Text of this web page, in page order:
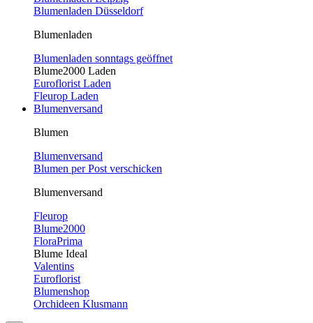
Blumenladen Düsseldorf
Blumenladen
Blumenladen sonntags geöffnet
Blume2000 Laden
Euroflorist Laden
Fleurop Laden
Blumenversand
Blumen
Blumenversand
Blumen per Post verschicken
Blumenversand
Fleurop
Blume2000
FloraPrima
Blume Ideal
Valentins
Euroflorist
Blumenshop
Orchideen Klusmann